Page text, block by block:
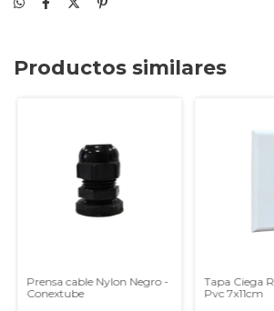
Productos similares
Prensa cable Nylon Negro -
Conextube
Tapa Ciega
Pvc 7x11cm